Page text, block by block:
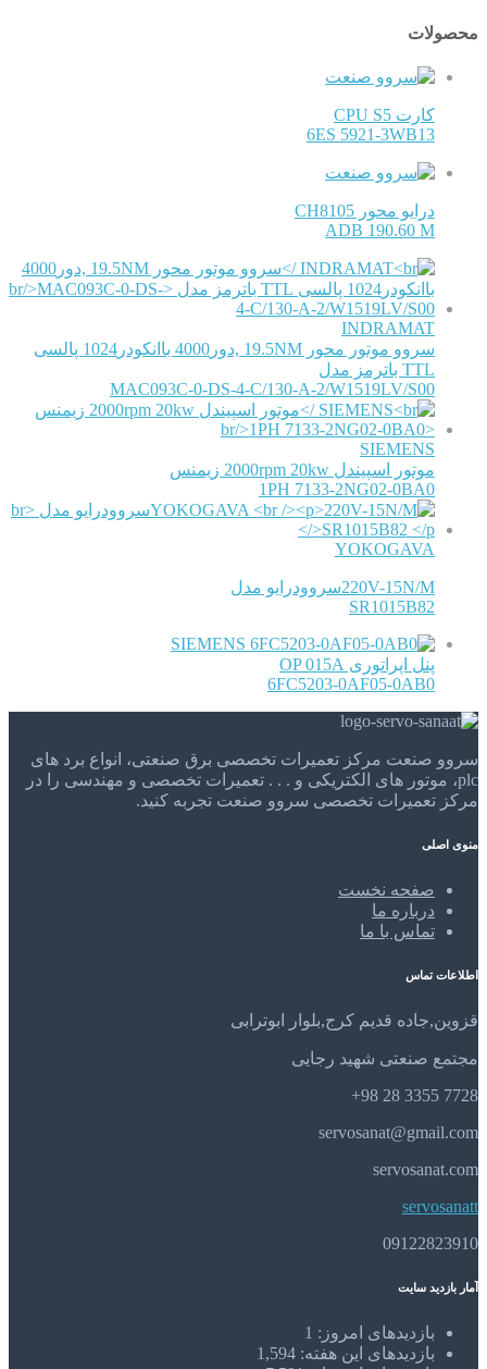
محصولات
کارت CPU S5
6ES 5921-3WB13
درایو محور CH8105
ADB 190.60 M
INDRAMAT
سروو موتور محور 19.5NM ,دور4000 باانکودر1024 پالسی
TTL باترمز مدل
MAC093C-0-DS-4-C/130-A-2/W1519LV/S00
SIEMENS
موتور اسپیندل 2000rpm 20kw زیمنس
1PH 7133-2NG02-0BA0
YOKOGAVA
220V-15N/Mسروودرایو مدل
SR1015B82
SIEMENS
پنل اپراتوری OP 015A
6FC5203-0AF05-0AB0
سروو صنعت مرکز تعمیرات تخصصی برق صنعتی، انواع برد های
plc، موتور های الکتریکی و . . . تعمیرات تخصصی و مهندسی را در
مرکز تعمیرات تخصصی سروو صنعت تجربه کنید.
منوی اصلی
صفحه نخست
درباره ما
تماس با ما
اطلاعات تماس
قزوین,جاده قدیم کرج,بلوار ابوترابی
مجتمع صنعتی شهید رجایی
7728 3355 28 98+
servosanat@gmail.com
servosanat.com
servosanatt
09122823910
آمار بازدید سایت
بازدیدهای امروز: 1
بازدیدهای این هفته: 1,594